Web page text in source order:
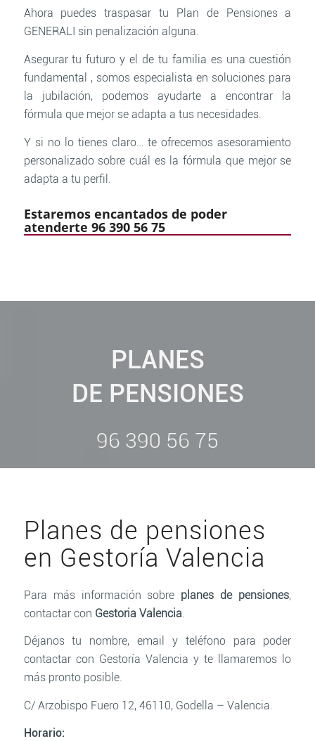
Ahora puedes traspasar tu Plan de Pensiones a
GENERALI sin penalización alguna.
Asegurar tu futuro y el de tu familia es una cuestión
fundamental , somos especialista en soluciones para
la jubilación, podemos ayudarte a encontrar la
fórmula que mejor se adapta a tus necesidades.
Y si no lo tienes claro… te ofrecemos asesoramiento
personalizado sobre cuál es la fórmula que mejor se
adapta a tu perfil.
Estaremos encantados de poder
atenderte 96 390 56 75
PLANES
DE PENSIONES
96 390 56 75
Planes de pensiones
en Gestoría Valencia
Para más información sobre planes de pensiones,
contactar con Gestoria Valencia
Déjanos tu nombre, email y teléfono para poder
contactar con Gestoría Valencia y te llamaremos lo
más pronto posible.
C/ Arzobispo Fuero 12, 46110, Godella – Valencia.
Horario: